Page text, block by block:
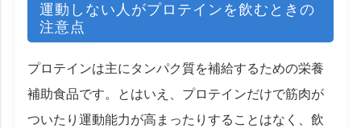
運動しない人がプロテインを飲むときの
注意点
プロテインは主にタンパク質を補給するための栄養
補助食品です。とはいえ、プロテインだけで筋肉が
ついたり運動能力が高まったりすることはなく、飲